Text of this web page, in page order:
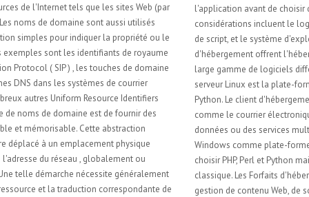
l'application avant de choisir quel type d'hébergement à utiliser. Ces
considérations incluent le logiciel de serveur de base de données, logiciel
de script, et le système d'exploitation. La plupart des fournisseurs
d'hébergement offrent l'hébergement web basé sur Linux qui offre une
large gamme de logiciels différents. Une configuration typique pour un
serveur Linux est la plate-forme LAMP: Linux, Apache, MySQL et PHP / Perl /
Python. Le client d'hébergement Web peut vouloir avoir d'autres services,
comme le courrier électronique pour leur domaine d'activité, les bases de
données ou des services multimédias. Un client peut également choisir
Windows comme plate-forme d'hébergement. Le client peut toujours
choisir PHP, Perl et Python mais peut également utiliser l'ASP. Net ou ASP
classique. Les Forfaits d'hébergement Web incluent souvent un système de
gestion de contenu Web, de sorte que l'utilisateur final n'a pas à se soucier